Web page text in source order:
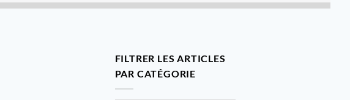
FILTRER LES ARTICLES
PAR CATÉGORIE